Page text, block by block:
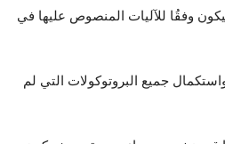
وفقُا للآليات المنصوص عليها في
جميع البروتوكولات التي لم